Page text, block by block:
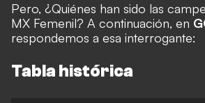
Pero, ¿Quiénes han sido las
MX Femenil? A continuación, en
respondemos a esa interrogante:
Tabla histórica